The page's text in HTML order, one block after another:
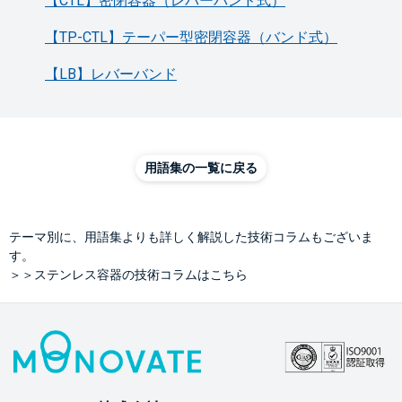
【TP-CTL】テーパー型密閉容器（バンド式）
【LB】レバーバンド
用語集の一覧に戻る
テーマ別に、用語集よりも詳しく解説した技術コラムもございま
す。
＞＞ステンレス容器の技術コラムはこちら